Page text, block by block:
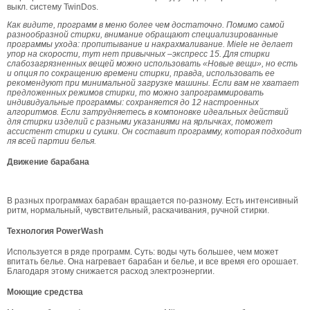
выкл. систему TwinDos.
Как видите, программ в меню более чем достаточно. Помимо самой
разнообразной стирки, внимание обращают специализированные
программы ухода: пропитывание и накрахмаливание. Miele не делает
упор на скорости, тут нет привычных –экспресс 15. Для стирки
слабозагрязненных вещей можно использовать «Новые вещи», но есть
и опция по сокращению времени стирки, правда, использовать ее
рекомендуют при минимальной загрузке машины. Если вам не хватает
предложенных режимов стирки, то можно запрограммировать
индивидуальные программы: сохраняется до 12 настроенных
алгоритмов. Если затрудняетесь в компоновке идеальных действий
для стирки изделий с разными указаниями на ярлычках, поможет
ассистент стирки и сушки. Он составит программу, которая подходит
ля всей партии белья.
Движение барабана
В разных программах барабан вращается по-разному. Есть интенсивный
ритм, нормальный, чувствительный, раскачивания, ручной стирки.
Технология PowerWash
Используется в ряде программ. Суть: воды чуть большее, чем может
впитать белье. Она нагревает барабан и белье, и все время его орошает.
Благодаря этому снижается расход электроэнергии.
Моющие средства